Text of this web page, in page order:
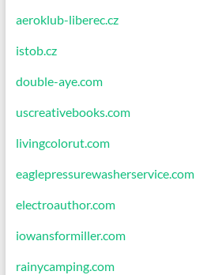
aeroklub-liberec.cz
istob.cz
double-aye.com
uscreativebooks.com
livingcolorut.com
eaglepressurewasherservice.com
electroauthor.com
iowansformiller.com
rainycamping.com